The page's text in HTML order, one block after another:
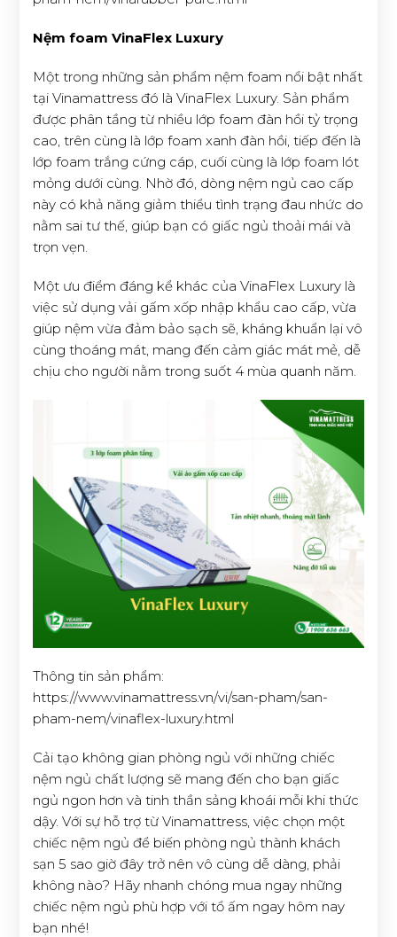
Nệm foam VinaFlex Luxury
Một trong những sản phẩm nệm foam nổi bật nhất
tại Vinamattress đó là VinaFlex Luxury. Sản phẩm
được phân tầng từ nhiều lớp foam đàn hồi tỷ trọng
cao, trên cùng là lớp foam xanh đàn hồi, tiếp đến là
lớp foam trắng cứng cáp, cuối cùng là lớp foam lót
mỏng dưới cùng. Nhờ đó, dòng nệm ngủ cao cấp
này có khả năng giảm thiểu tình trạng đau nhức do
nằm sai tư thế, giúp bạn có giấc ngủ thoải mái và
trọn vẹn.
Một ưu điểm đáng kể khác của VinaFlex Luxury là
việc sử dụng vải gấm xốp nhập khẩu cao cấp, vừa
giúp nệm vừa đảm bảo sạch sẽ, kháng khuẩn lại vô
cùng thoáng mát, mang đến cảm giác mát mẻ, dễ
chịu cho người nằm trong suốt 4 mùa quanh năm.
Thông tin sản phẩm:
https://www.vinamattress.vn/vi/san-pham/san-
pham-nem/vinaflex-luxury.html
Cải tạo không gian phòng ngủ với những chiếc
nệm ngủ chất lượng sẽ mang đến cho bạn giấc
ngủ ngon hơn và tinh thần sảng khoái mỗi khi thức
dậy. Với sự hỗ trợ từ Vinamattress, việc chọn một
chiếc nệm ngủ để biến phòng ngủ thành khách
sạn 5 sao giờ đây trở nên vô cùng dễ dàng, phải
không nào? Hãy nhanh chóng mua ngay những
chiếc nệm ngủ phù hợp với tổ ấm ngay hôm nay
bạn nhé!